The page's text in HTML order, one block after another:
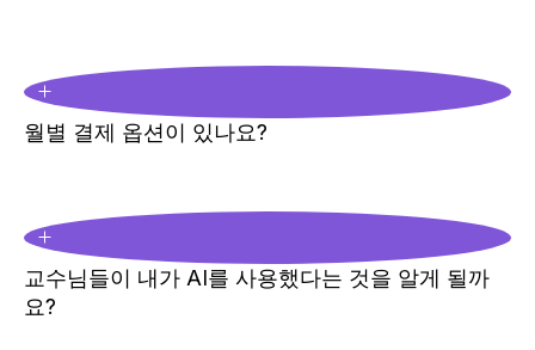
월별 결제 옵션이 있나요?
교수님들이 내가 AI를 사용했다는 것을 알게 될까
요?